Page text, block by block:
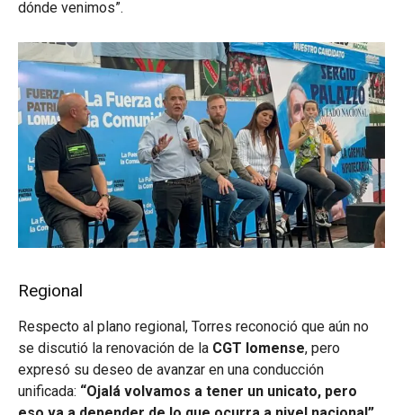
dónde venimos”.
Regional
Respecto al plano regional, Torres reconoció que aún no
se discutió la renovación de la CGT lomense, pero
expresó su deseo de avanzar en una conducción
unificada: “Ojalá volvamos a tener un unicato, pero